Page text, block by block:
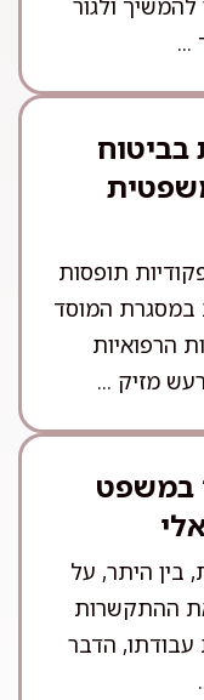
ולגור
...
בביטוח
תופסות
במסגרת המוסד
הרפואיות
מזיק ...
במשפט
בין היתר, על
את ההתקשרות
עבודתו, הדבר